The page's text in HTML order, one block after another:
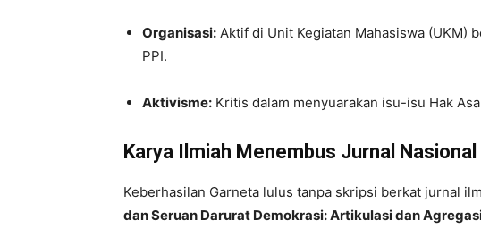
Organisasi: Aktif di Unit Kegiatan Mahasiswa (UKM)
PPI.
Aktivisme: Kritis dalam menyuarakan isu-isu Hak
Karya Ilmiah Menembus Jurnal Nasional
Keberhasilan Garneta lulus tanpa skripsi berkat jurnal
dan Seruan Darurat Demokrasi: Artikulasi dan